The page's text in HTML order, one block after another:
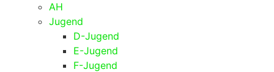
AH
Jugend
D-Jugend
E-Jugend
F-Jugend